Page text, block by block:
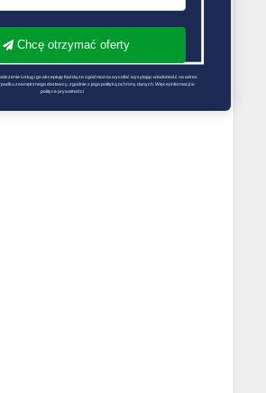
Chcę otrzymać oferty
Usług i go akceptuję Każdą ze zgód można wycofać wysyłając wiadomość na adres
zewnętrznego dostawcy, zgodnie z jego polityką ochrony danych. Więcej informacji w
polityce prywatności